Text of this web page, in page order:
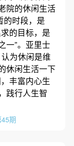
院的休闲生活
时段，是
的目标，是
一”。亚里士
为休闲是维
休闲生活一下
丰富内心生
践行人生智
45期